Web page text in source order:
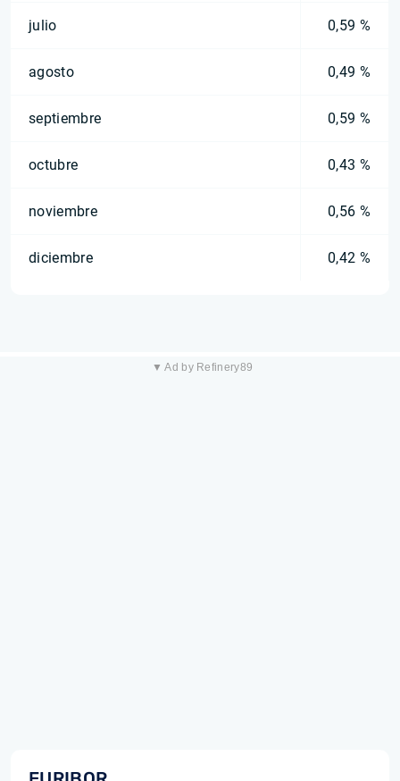
julio 0,59 %
agosto 0,49 %
septiembre 0,59 %
octubre 0,43 %
noviembre 0,56 %
diciembre 0,42 %
▼ Ad by Refinery89